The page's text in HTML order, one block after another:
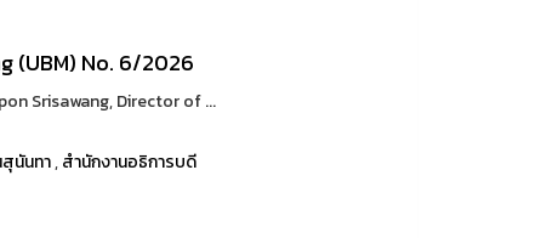
(UBM) No. 6/2026
Srisawang, Director of ...
นันทา,สำนักงานอธิการบดี